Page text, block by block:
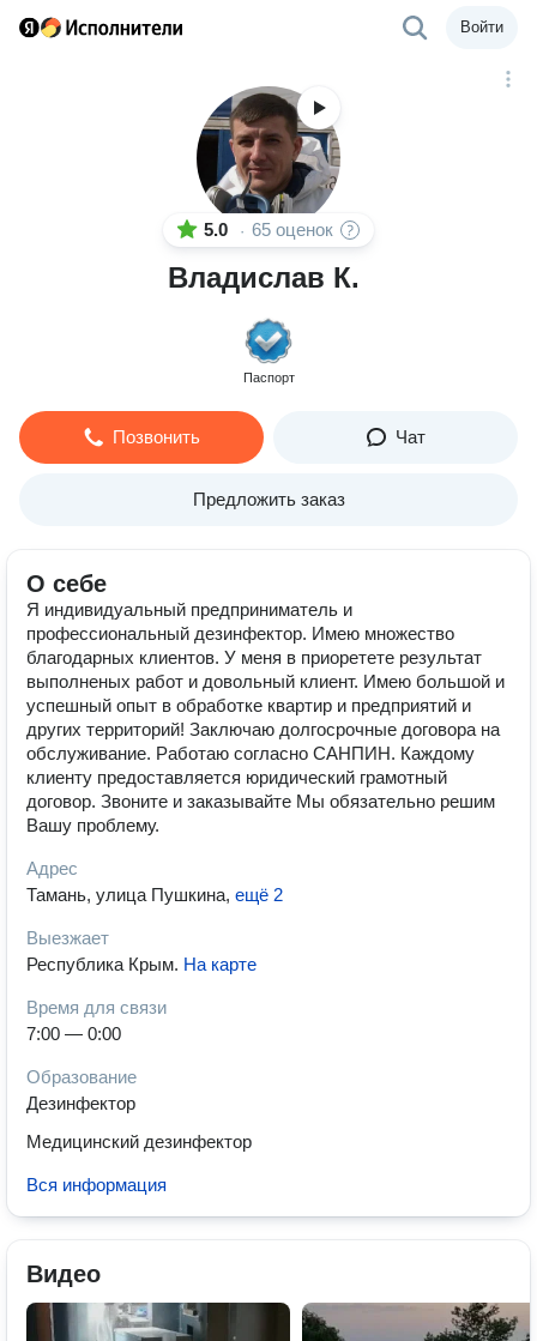
Войти
5.0 · 65 оценок
Владислав К.
Паспорт
Позвонить Чат
Предложить заказ
О себе
Я индивидуальный предприниматель и
профессиональный дезинфектор. Имею множество
благодарных клиентов. У меня в приоретете результат
выполненых работ и довольный клиент. Имею большой и
успешный опыт в обработке квартир и предприятий и
других территорий! Заключаю долгосрочные договора на
обслуживание. Работаю согласно САНПИН. Каждому
клиенту предоставляется юридический грамотный
договор. Звоните и заказывайте Мы обязательно решим
Вашу проблему.
Адрес
Тамань, улица Пушкина, ещё 2
Выезжает
Республика Крым. На карте
Время для связи
7:00 — 0:00
Образование
Дезинфектор
Медицинский дезинфектор
Вся информация
Видео